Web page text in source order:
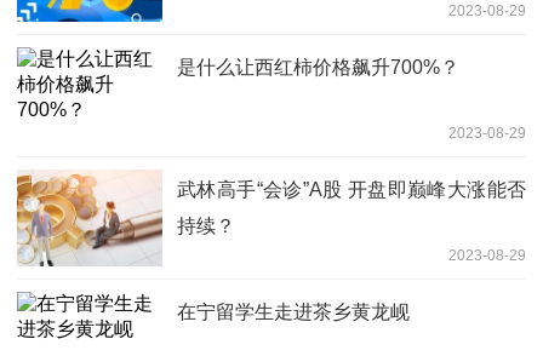
2023-08-29
是什么让西红柿价格飙升700%？
2023-08-29
武林高手“会诊”A股 开盘即巅峰大涨能否
持续？
2023-08-29
在宁留学生走进茶乡黄龙岘